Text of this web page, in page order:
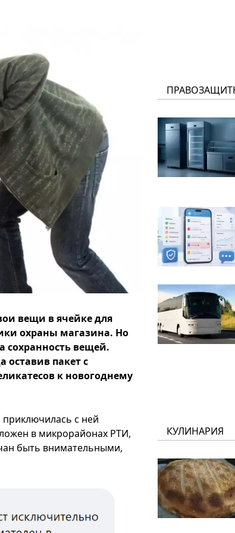
вещи в ячейке для
охраны магазина. Но
сохранность вещей.
оставив пакет с
к новогоднему
с ней
в микрорайонах РТИ,
быть внимательными,
КУЛИНАРИЯ